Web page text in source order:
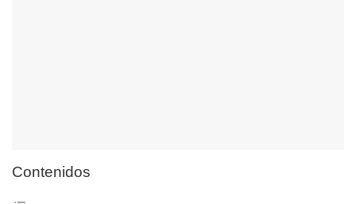
Contenidos